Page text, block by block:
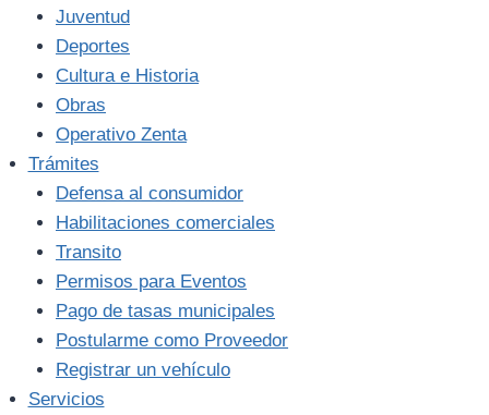
Juventud
Deportes
Cultura e Historia
Obras
Operativo Zenta
Trámites
Defensa al consumidor
Habilitaciones comerciales
Transito
Permisos para Eventos
Pago de tasas municipales
Postularme como Proveedor
Registrar un vehículo
Servicios